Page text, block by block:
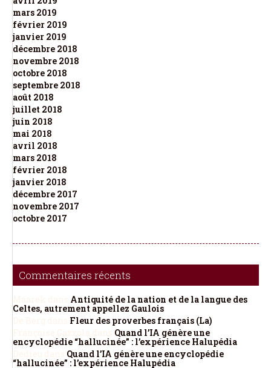
mars 2019
février 2019
janvier 2019
décembre 2018
novembre 2018
octobre 2018
septembre 2018
août 2018
juillet 2018
juin 2018
mai 2018
avril 2018
mars 2018
février 2018
janvier 2018
décembre 2017
novembre 2017
octobre 2017
Commentaires récents
Antiquité de la nation et de la langue des
Celtes, autrement appellez Gaulois
Fleur des proverbes français (La)
Quand l’IA génère une
encyclopédie “hallucinée” : l’expérience Halupédia
Quand l’IA génère une encyclopédie
“hallucinée” : l’expérience Halupédia